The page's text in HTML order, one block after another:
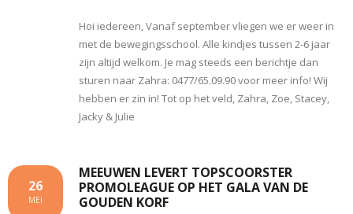
Hoi iedereen, Vanaf september vliegen we er weer in
met de bewegingsschool. Alle kindjes tussen 2-6 jaar
zijn altijd welkom. Je mag steeds een berichtje dan
sturen naar Zahra: 0477/65.09.90 voor meer info! Wij
hebben er zin in! Tot op het veld, Zahra, Zoe, Stacey,
Jacky & Julie
MEEUWEN LEVERT TOPSCOORSTER
PROMOLEAGUE OP HET GALA VAN DE
GOUDEN KORF
26
MEI